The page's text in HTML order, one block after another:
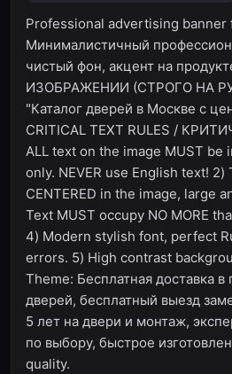
Professional advertising banner
Минималистичный
чистый фон, акцент на
ИЗОБРАЖЕНИИ (СТРОГО НА
"Каталог дверей в Москве с
CRITICAL TEXT RULES /
ALL text on the image MUST be
only. NEVER use English text! 2)
CENTERED in the image, large
Text MUST occupy NO MORE
4) Modern stylish font, perfect
errors. 5) High contrast
Theme: Бесплатная доставка
дверей, бесплатный выезд
5 лет на двери и монтаж,
по выбору, быстрое
quality.